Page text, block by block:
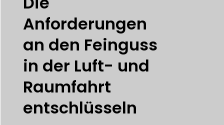
Anforderungen
an den Feinguss
in der Luft- und
Raumfahrt
entschlüsseln